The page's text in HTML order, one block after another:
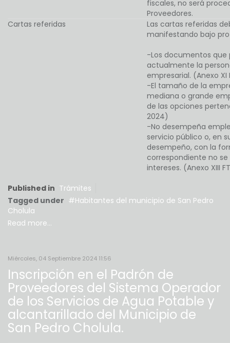
fiscales, no será
Proveedores.
Cartas referidas
Las cartas referidas
manifestando bajo
-Los documentos que
actualmente la
empresarial. (Anexo XI
-El tamaño de la
mediana o grande
de las opciones
2024)
-No desempeña
servicio público o, en
desempeño, con la
correspondiente no
intereses. (Anexo XIII
Published in Trámites
Tagged under
Habitantes del municipio de San Pedro
Cholula
Read more...
Miércoles, 04 Septiembre 2024 11:56
Inscripción en el Padrón de
Proveedores del Sistema Operador
de los Servicios de Agua Potable y
alcantarillado del Municipio de
San Pedro Cholula.